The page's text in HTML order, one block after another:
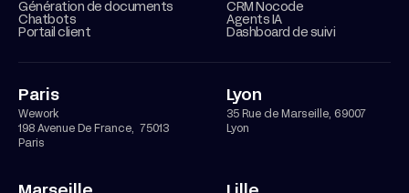
Génération de documents
Chatbots
Portail client
CRM Nocode
Agents IA
Dashboard de suivi
Paris
Wework
198 Avenue De France, 75013
Paris
Lyon
35 Rue de Marseille, 69007
Lyon